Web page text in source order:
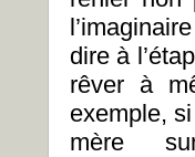
dire à
rêver à
exemple,
mère